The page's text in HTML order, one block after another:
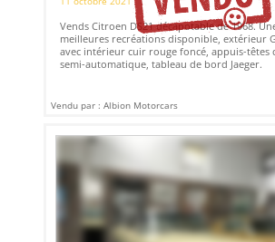
Vends Citroen DS21 décapotable de 1968.
meilleures recréations disponible, extérieur
avec intérieur cuir rouge foncé, appuis-têtes
semi-automatique, tableau de bord Jaeger.
Vendu par : Albion Motorcars